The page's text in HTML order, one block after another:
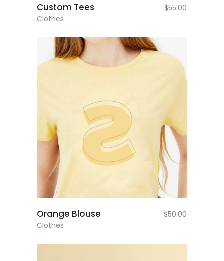
Custom Tees $55.00
Clothes
Orange Blouse $50.00
Clothes